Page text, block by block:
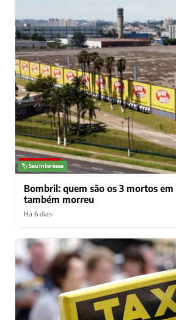
NOTÍCIAS
🏷️ Seu interesse
Bombril: quem são os 3 mortos
também morreu
Há 6 dias